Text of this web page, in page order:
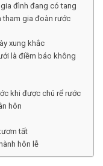
đình đang có tang
tham gia đoàn rước
xung khắc
là điềm báo không
khi được chú rể rước
hôn
tất
hôn lễ